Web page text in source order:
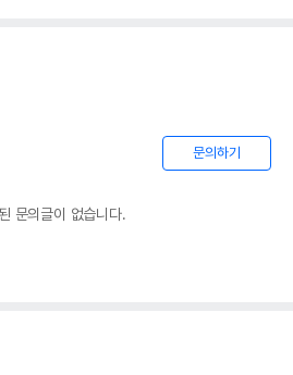
문의하기
문의글이 없습니다.